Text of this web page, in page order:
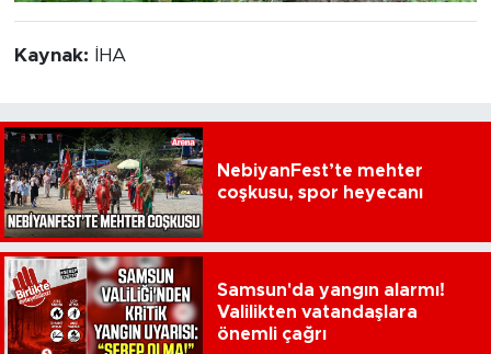
Kaynak: İHA
NebiyanFest’te mehter
coşkusu, spor heyecanı
Samsun'da yangın alarmı!
Valilikten vatandaşlara
önemli çağrı